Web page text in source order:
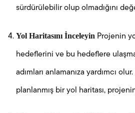
sürdürülebilir olup olmadığını
Yol Haritasını İnceleyin Projenin
hedeflerini ve bu hedeflere
adımları anlamanıza yardımcı
planlanmış bir yol haritası, projenin